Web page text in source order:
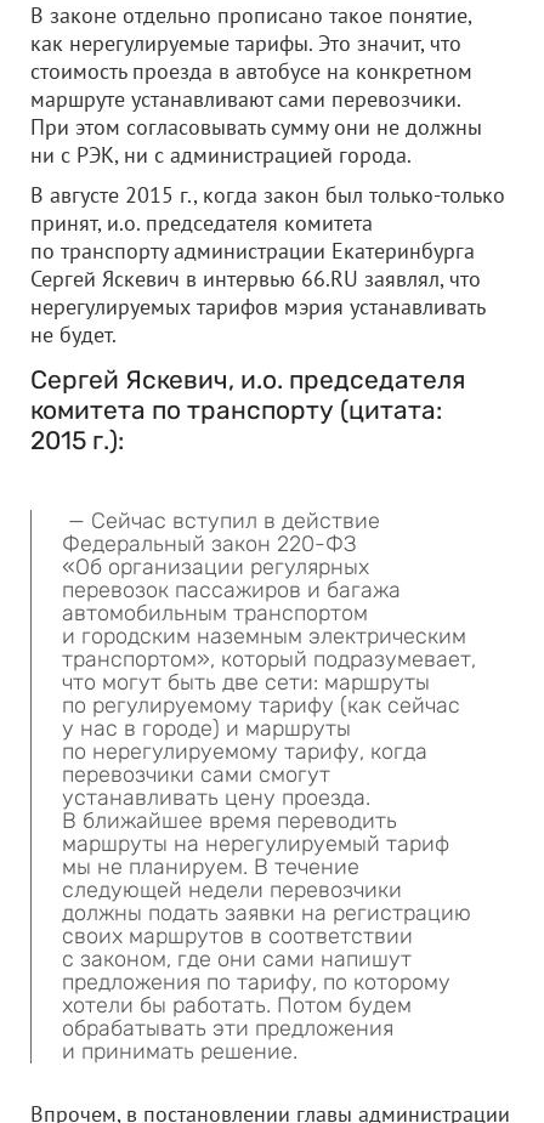
В законе отдельно прописано такое понятие,
как нерегулируемые тарифы. Это значит, что
стоимость проезда в автобусе на конкретном
маршруте устанавливают сами перевозчики.
При этом согласовывать сумму они не должны
ни с РЭК, ни с администрацией города.
В августе 2015 г., когда закон был только-только
принят, и.о. председателя комитета
по транспорту администрации Екатеринбурга
Сергей Яскевич в интервью 66.RU заявлял, что
нерегулируемых тарифов мэрия устанавливать
не будет.
Сергей Яскевич, и.о. председателя
комитета по транспорту (цитата:
2015 г.):
— Сейчас вступил в действие
Федеральный закон 220-ФЗ
«Об организации регулярных
перевозок пассажиров и багажа
автомобильным транспортом
и городским наземным электрическим
транспортом», который подразумевает,
что могут быть две сети: маршруты
по регулируемому тарифу (как сейчас
у нас в городе) и маршруты
по нерегулируемому тарифу, когда
перевозчики сами смогут
устанавливать цену проезда.
В ближайшее время переводить
маршруты на нерегулируемый тариф
мы не планируем. В течение
следующей недели перевозчики
должны подать заявки на регистрацию
своих маршрутов в соответствии
с законом, где они сами напишут
предложения по тарифу, по которому
хотели бы работать. Потом будем
обрабатывать эти предложения
и принимать решение.
Впрочем, в постановлении главы администрации